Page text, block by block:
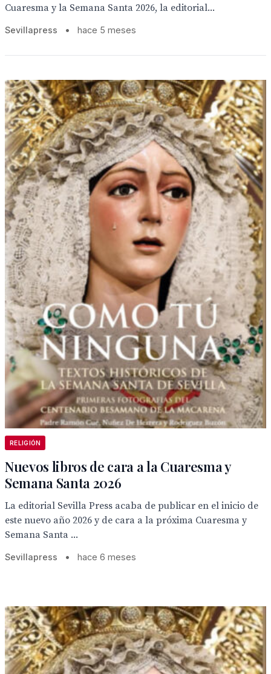
Cuaresma y la Semana Santa 2026, la editorial...
Sevillapress • hace 5 meses
RELIGIÓN
Nuevos libros de cara a la Cuaresma y
Semana Santa 2026
La editorial Sevilla Press acaba de publicar en el inicio de
este nuevo año 2026 y de cara a la próxima Cuaresma y
Semana Santa ...
Sevillapress • hace 6 meses